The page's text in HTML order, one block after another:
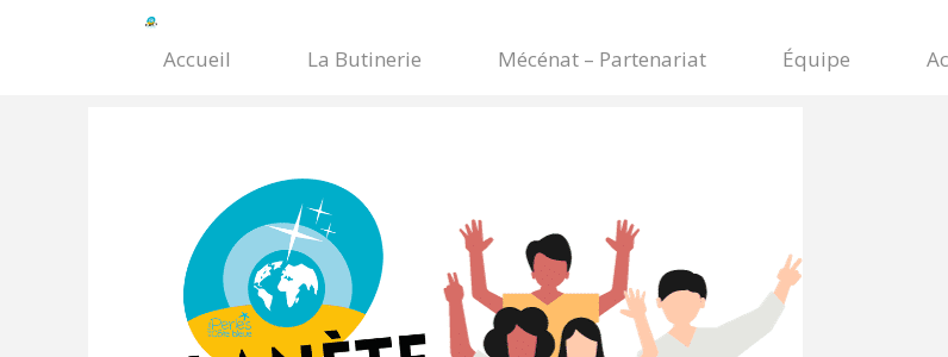
Accueil La Butinerie Mécénat – Partenariat Équipe